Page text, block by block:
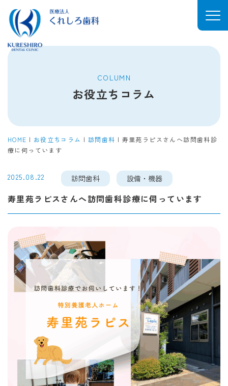
COLUMN
お役立ちコラム
HOME | お役立ちコラム | 訪問歯科 | 寿里苑ラピスさんへ訪問歯科診
療に伺っています
2025.08.22 訪問歯科 設備・機器
寿里苑ラピスさんへ訪問歯科診療に伺っています